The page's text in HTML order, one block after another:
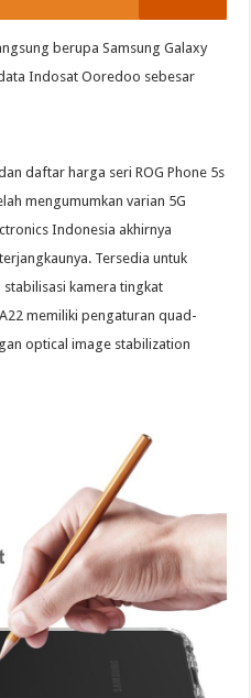
berupa Samsung Galaxy
Indosat Ooredoo sebesar
daftar harga seri ROG Phone 5s
mengumumkan varian 5G
Indonesia akhirnya
Tersedia untuk
kamera tingkat
memiliki pengaturan quad-
optical image stabilization